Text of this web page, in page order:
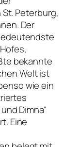
Peterburg,
Der
bekannte
Welt ist
wie ein
Dimna“
Eine